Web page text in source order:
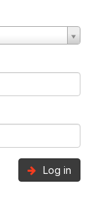
Log in